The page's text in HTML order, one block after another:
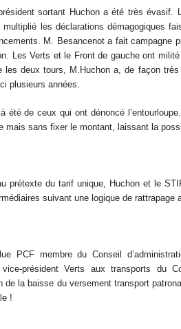
sortant Huchon a été très évasif.
multiplié les déclarations démagogiques
M. Besancenot a fait campagne
Les Verts et le Front de gauche ont
les deux tours, M.Huchon a, de façon
plusieurs années.
été de ceux qui ont dénoncé
mais sans fixer le montant, laissant la
prétexte du tarif unique, Huchon et le
suivant une logique de
PCF membre du Conseil
président Verts aux transports du
de la baisse du versement transport
!